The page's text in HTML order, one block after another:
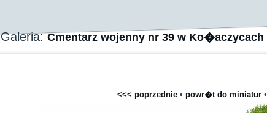
Galeria:Cmentarz wojenny nr 39 w Ko�aczycach
<<< poprzednie • powr�t do miniatur •